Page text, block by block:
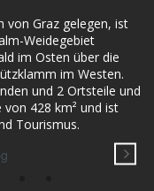
von Graz gelegen, ist
Weidegebiet
im Osten über die
im Westen.
und 2 Ortsteile und
428 km² und ist
Tourismus.